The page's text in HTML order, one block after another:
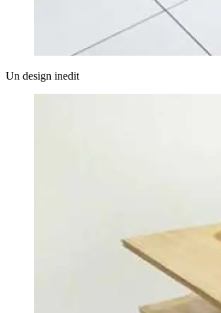
Un design inedit